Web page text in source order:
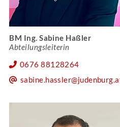
BM Ing. Sabine Haßler
Abteilungsleiterin
0676 88128264